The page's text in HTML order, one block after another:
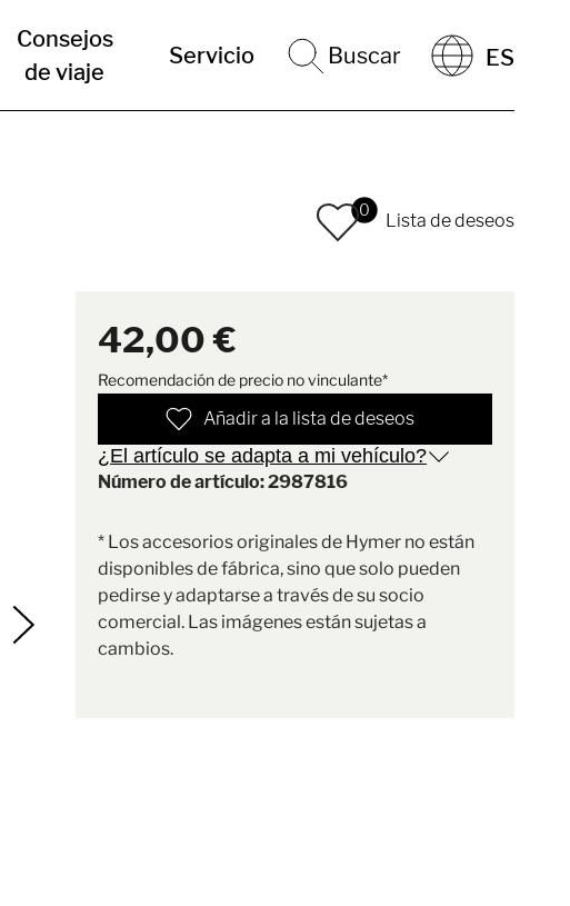
Consejos
de viaje
Servicio Buscar ES
0
Lista de deseos
42,00 €
Recomendación de precio no vinculante*
Añadir a la lista de deseos
¿El artículo se adapta a mi vehículo?
Número de artículo: 2987816
* Los accesorios originales de Hymer no están
disponibles de fábrica, sino que solo pueden
pedirse y adaptarse a través de su socio
comercial. Las imágenes están sujetas a
cambios.